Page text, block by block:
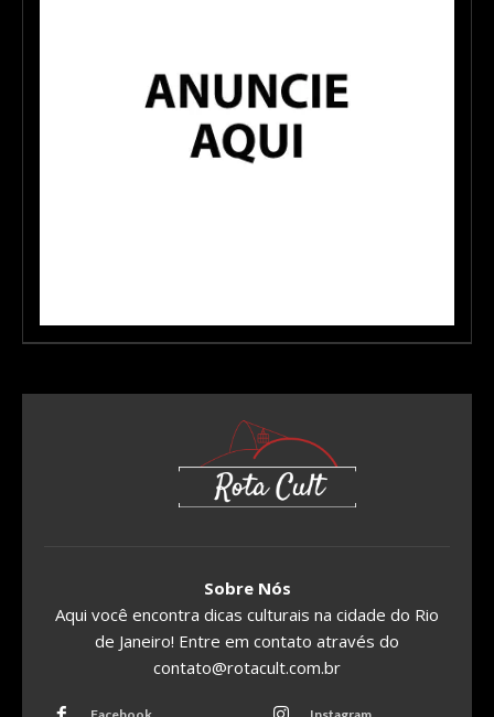
Sobre Nós
Aqui você encontra dicas culturais na cidade do Rio
de Janeiro! Entre em contato através do
contato@rotacult.com.br